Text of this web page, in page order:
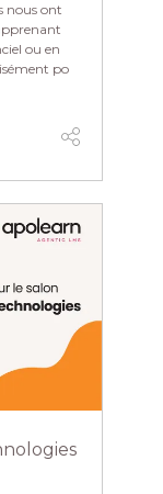
nous ont
ou en
po